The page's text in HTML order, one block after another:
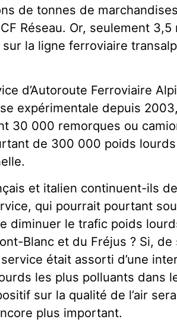
de tonnes de
Réseau. Or, seulement
la ligne ferroviaire
d’Autoroute Ferroviaire
expérimentale depuis
30 000 remorques ou
de 300 000 poids
et italien continuent-ils
qui pourrait pourtant
diminuer le trafic poids
Blanc et du Fréjus ? Si,
était assorti d’une
les plus polluants dans
sur la qualité de l’air
plus important.